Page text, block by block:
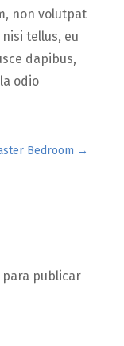
non volutpat
tellus, eu
dapibus,
odio
Bedroom →
publicar